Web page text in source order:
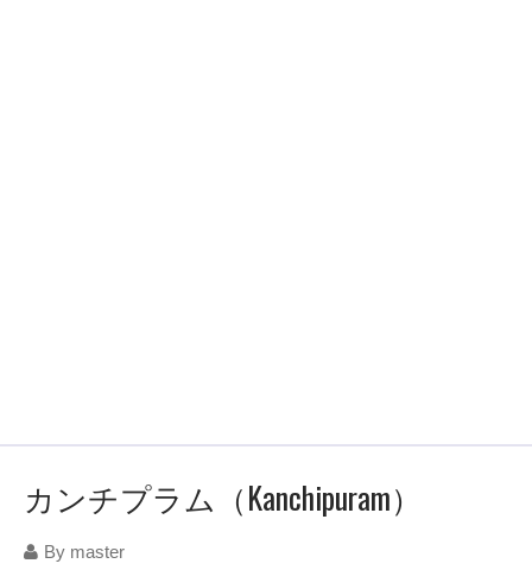
カンチプラム（Kanchipuram）
By master